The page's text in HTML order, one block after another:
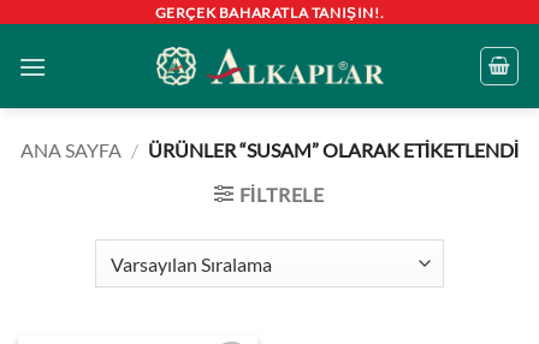
GERÇEK BAHARATLA TANIŞIN!.
ANA SAYFA / ÜRÜNLER “SUSAM” OLARAK ETIKETLENDI
FILTRELE